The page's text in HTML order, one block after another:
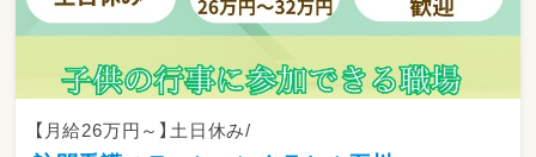
【月給26万円～】土日休み/